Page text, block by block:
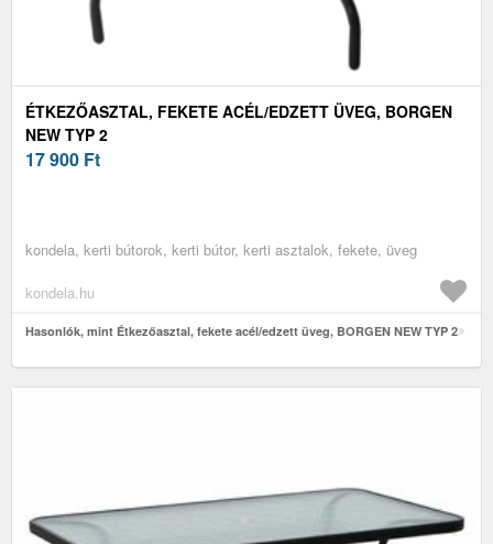
ÉTKEZŐASZTAL, FEKETE ACÉL/EDZETT ÜVEG, BORGEN
NEW TYP 2
17 900 Ft
kondela, kerti bútorok, kerti bútor, kerti asztalok, fekete, üveg
kondela.hu
Hasonlók, mint Étkezőasztal, fekete acél/edzett üveg, BORGEN NEW TYP 2